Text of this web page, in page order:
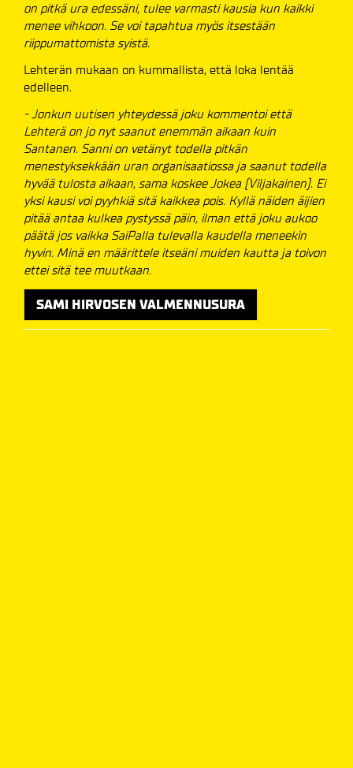
on pitkä ura edessäni, tulee varmasti kausia kun kaikki
menee vihkoon. Se voi tapahtua myös itsestään
riippumattomista syistä.
Lehterän mukaan on kummallista, että loka lentää
edelleen.
- Jonkun uutisen yhteydessä joku kommentoi että
Lehterä on jo nyt saanut enemmän aikaan kuin
Santanen. Sanni on vetänyt todella pitkän
menestyksekkään uran organisaatiossa ja saanut todella
hyvää tulosta aikaan, sama koskee Jokea (Viljakainen). Ei
yksi kausi voi pyyhkiä sitä kaikkea pois. Kyllä näiden äijien
pitää antaa kulkea pystyssä päin, ilman että joku aukoo
päätä jos vaikka SaiPalla tulevalla kaudella meneekin
hyvin. Minä en määrittele itseäni muiden kautta ja toivon
ettei sitä tee muutkaan.
SAMI HIRVOSEN VALMENNUSURA